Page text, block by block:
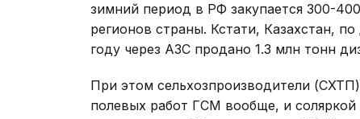
зимний период в РФ закупается 300-
регионов страны. Кстати, Казахстан,
году через АЗС продано 1.3 млн тонн
При этом сельхозпроизводители
полевых работ ГСМ вообще, и